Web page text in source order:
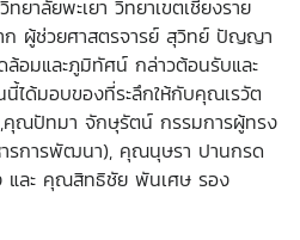
ทยาลัยพะเยา วิทยาเขตเชียงราย
ก ผู้ช่วยศาสตรจารย์ สุวิทย์ ปัญญา
อมและภูมิทัศน์ กล่าวต้อนรับและ
ได้มอบของที่ระลึกให้กับคุณเรวัต
ณปัทมา จักษุรัตน์ กรรมการผู้ทรง
การพัฒนา), คุณนุษรา ปานกรด
และ คุณสิทธิชัย พันเศษ รอง